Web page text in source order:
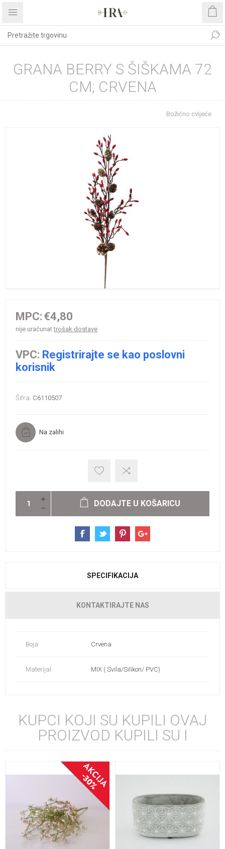
GRANA BERRY S ŠIŠKAMA 72
CM; CRVENA
Božićno cvijeće
MPC: €4,80
nije uračunattrošak dostave
VPC: Registrirajte se kao poslovni
korisnik
Šifra: C6110507
Na zalihi
DODAJTE U KOŠARICU
SPECIFIKACIJA
KONTAKTIRAJTE NAS
Boja Crvena
Materijal MIX ( Svila/Silikon/ PVC)
KUPCI KOJI SU KUPILI OVAJ
PROIZVOD KUPILI SU I